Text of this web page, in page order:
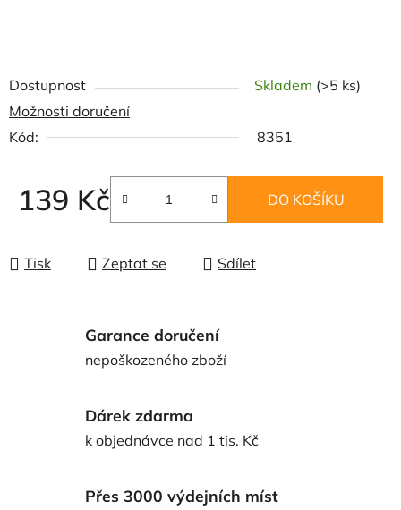
Dostupnost Skladem (>5 ks)
Možnosti doručení
Kód:
8351
139 Kč DO KOŠÍKU
Tisk Zeptat se Sdílet
Garance doručení
nepoškozeného zboží
Dárek zdarma
k objednávce nad 1 tis. Kč
Přes 3000 výdejních míst